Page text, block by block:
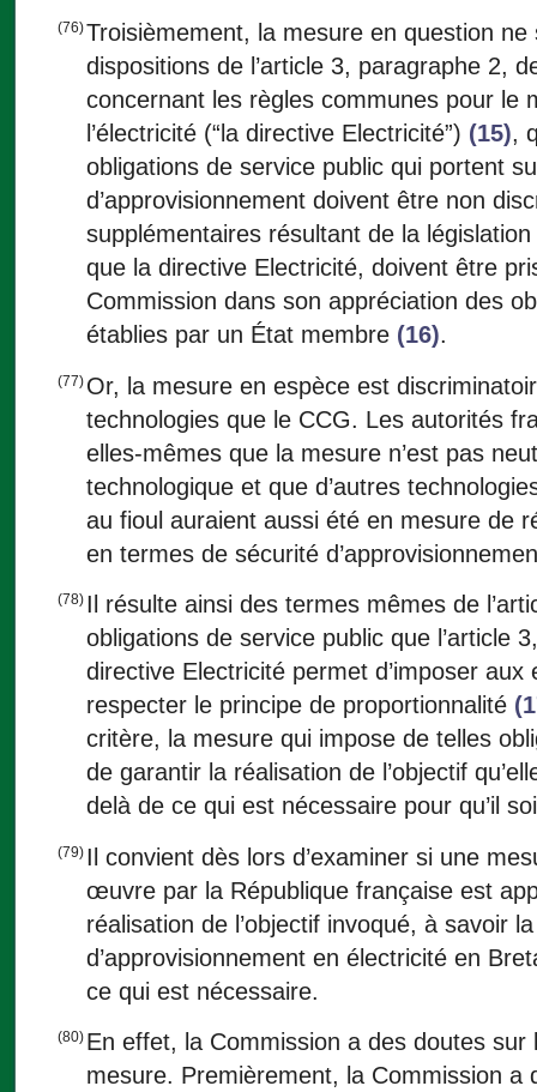
(76)Troisièmement, la mesure en question
dispositions de l’article 3, paragraphe 2,
concernant les règles communes pour le
l’électricité (“la directive Electricité”) (15),
obligations de service public qui portent
d’approvisionnement doivent être non
supplémentaires résultant de la législation
que la directive Electricité, doivent être
Commission dans son appréciation des
établies par un État membre (16).
(77) Or, la mesure en espèce est
technologies que le CCG. Les autorités
elles-mêmes que la mesure n’est pas
technologique et que d’autres
au fioul auraient aussi été en mesure de
en termes de sécurité
(78) Il résulte ainsi des termes mêmes de
obligations de service public que l’article
directive Electricité permet d’imposer aux
respecter le principe de proportionnalité
critère, la mesure qui impose de telles
de garantir la réalisation de l’objectif
delà de ce qui est nécessaire pour qu’il
(79) Il convient dès lors d’examiner si une
œuvre par la République française est
réalisation de l’objectif invoqué, à savoir
d’approvisionnement en électricité en
ce qui est nécessaire.
(80) En effet, la Commission a des doutes sur
mesure. Premièrement, la Commission a